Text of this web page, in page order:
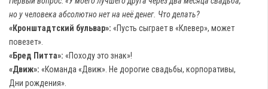
но у человека абсолютно нет на неё денег. Что делать?
«Кронштадтский бульвар»: «Пусть сыграет в «Клевер», может
повезет».
«Бред Питта»: «Походу это знак»!
«Движ»: «Команда «Движ». Не дорогие свадьбы, корпоративы,
Дни рождения».